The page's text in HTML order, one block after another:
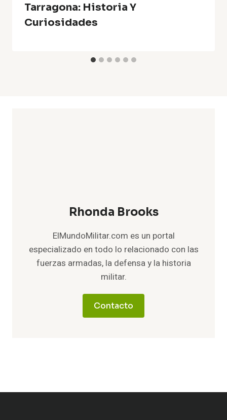
Tarragona: Historia Y
Curiosidades
Rhonda Brooks
ElMundoMilitar.com es un portal
especializado en todo lo relacionado con las
fuerzas armadas, la defensa y la historia
militar.
Contacto